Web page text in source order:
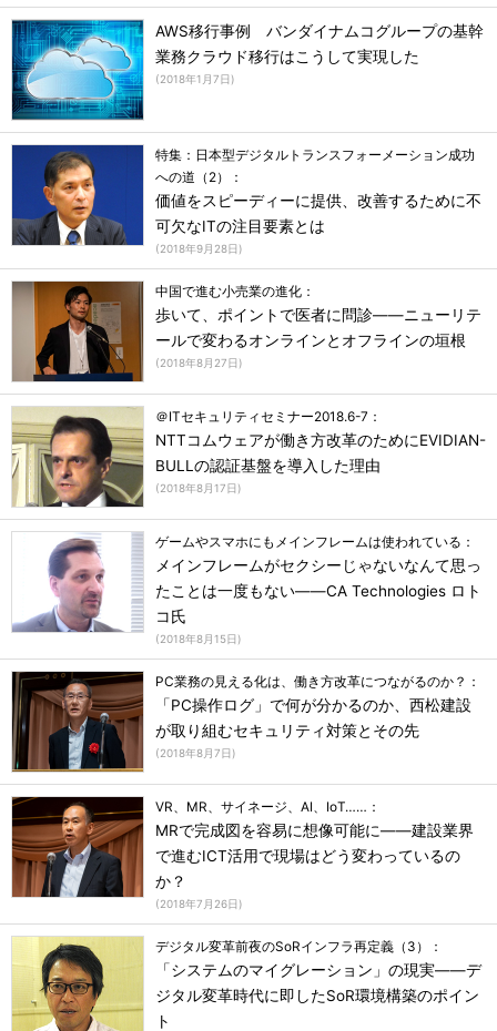
AWS移行事例 バンダイナムコグループの基幹
業務クラウド移行はこうして実現した
(2018年1月7日)
特集：日本型デジタルトランスフォーメーション成功
への道（2）：
価値をスピーディーに提供、改善するために不
可欠なITの注目要素とは
(2018年9月28日)
中国で進む小売業の進化：
歩いて、ポイントで医者に問診――ニューリテ
ールで変わるオンラインとオフラインの垣根
(2018年8月27日)
＠ITセキュリティセミナー2018.6-7：
NTTコムウェアが働き方改革のためにEVIDIAN-
BULLの認証基盤を導入した理由
(2018年8月17日)
ゲームやスマホにもメインフレームは使われている：
メインフレームがセクシーじゃないなんて思っ
たことは一度もない――CA Technologies ロト
コ氏
(2018年8月15日)
PC業務の見える化は、働き方改革につながるのか？：
「PC操作ログ」で何が分かるのか、西松建設
が取り組むセキュリティ対策とその先
(2018年8月7日)
VR、MR、サイネージ、AI、IoT……：
MRで完成図を容易に想像可能に――建設業界
で進むICT活用で現場はどう変わっているの
か？
(2018年7月26日)
デジタル変革前夜のSoRインフラ再定義（3）：
「システムのマイグレーション」の現実――デ
ジタル変革時代に即したSoR環境構築のポイン
ト